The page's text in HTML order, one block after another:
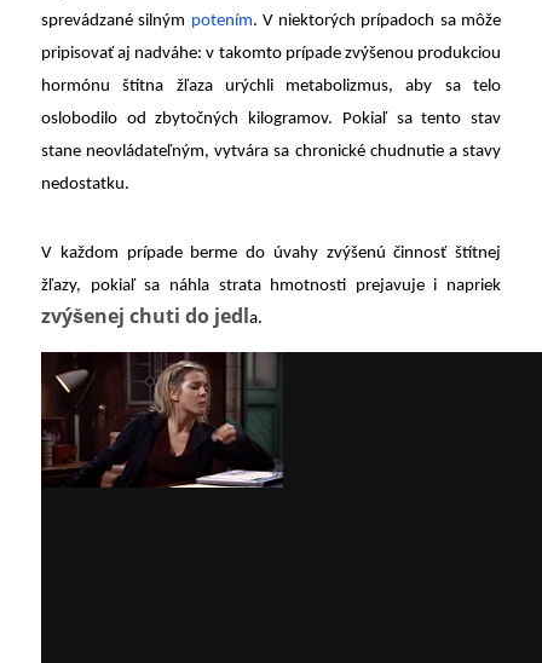
sprevádzané silným potením. V niektorých prípadoch sa môže
pripisovať aj nadváhe: v takomto prípade zvýšenou produkciou
hormónu štítna žľaza urýchli metabolizmus, aby sa telo
oslobodilo od zbytočných kilogramov. Pokiaľ sa tento stav
stane neovládateľným, vytvára sa chronické chudnutie a stavy
nedostatku.
V každom prípade berme do úvahy zvýšenú činnosť štítnej
žľazy, pokiaľ sa náhla strata hmotnosti prejavuje i napriek
zvýšenej chuti do jedla.